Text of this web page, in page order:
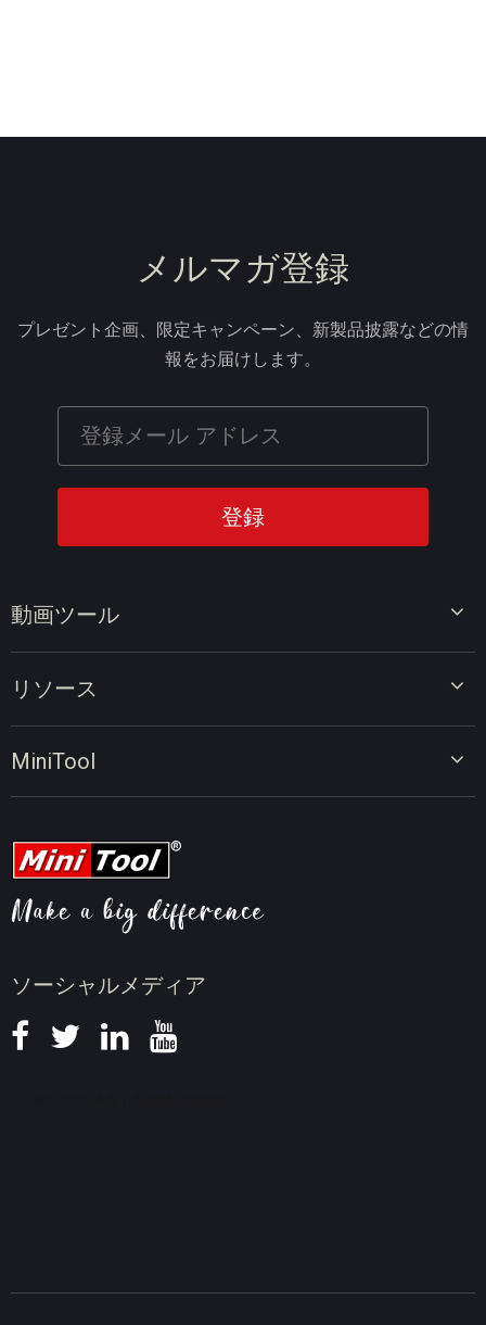
ソーシャルメディア
動画ツール
ビデオコンバーター
リソース
動画圧縮のヒント
画面録画のヒント
ニュース
MiniTool
メルマガ登録
プレゼント企画、限定キャンペーン、新製品披露などの情
報をお届けします。